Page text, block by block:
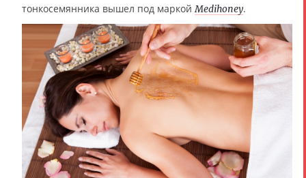
тонкосемянника вышел под маркойMedihoney.